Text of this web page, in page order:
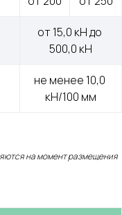
от 15,0 кН до
500,0 кН
не менее 10,0
кН/100 мм
на момент размещения